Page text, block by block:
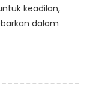
keadilan,
dalam